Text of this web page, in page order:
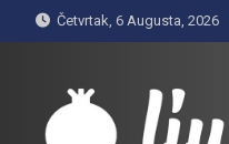
to
Četvrtak, 6 Augusta, 2026